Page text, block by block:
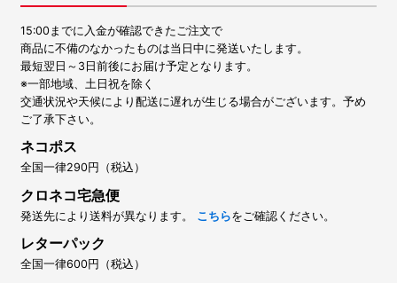
15:00までに入金が確認できたご注文で
商品に不備のなかったものは当日中に発送いたします。
最短翌日～3日前後にお届け予定となります。
※一部地域、土日祝を除く
交通状況や天候により配送に遅れが生じる場合がございます。予め
ご了承下さい。
ネコポス
全国一律290円（税込）
クロネコ宅急便
発送先により送料が異なります。 こちらをご確認ください。
レターパック
全国一律600円（税込）